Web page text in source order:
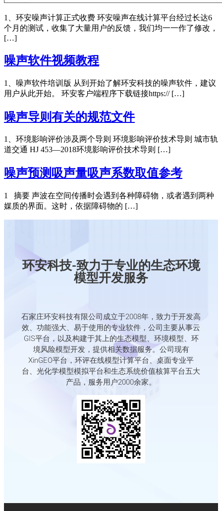
1、环安噪声计算正式收费 环安噪声在线计算平台经过长达6
个月的测试，收集了大量用户的反馈，我们均一一作了修改，
[…]
噪声软件视频教程
1、噪声软件培训版 从到开始了解环安科技的噪声软件，建议
用户从此开始。 环安客户端程序下载链接https:// […]
噪声导则有关的规范文件
1、环境影响评价涉及两个导则 环境影响评价技术导则 城市轨
道交通 HJ 453—2018环境影响评价技术导则 […]
噪声预测吸声量吸声系数取值参考
1 摘要 声波在空间传播时会遇到各种障碍物，或者遇到两种
媒质的界面。这时，依据障碍物的 […]
环安科技-致力于专业的生态环境
模型开发服务
石家庄环安科技有限公司成立于2008年，致力于开发高
效、功能强大、易于使用的专业软件，公司主要从事云
GIS平台，以及构建于其上的生态模型、环境模型、环
境风险模型开发，提供相关数据服务。公司现有
XinGEO平台，环评在线模型计算平台、桌面专业平
台、光化学模型模拟平台和生态系统价值核算平台五大
产品，服务用户2000余家。